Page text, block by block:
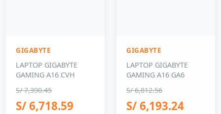
GIGABYTE
LAPTOP GIGABYTE
GAMING A16 CVH
S/ 7,390.45
S/ 6,718.59
GIGABYTE
LAPTOP GIGABYTE
GAMING A16 GA6
S/ 6,812.56
S/ 6,193.24